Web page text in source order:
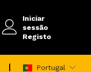
Iniciar
sessão
Registo
Portugal